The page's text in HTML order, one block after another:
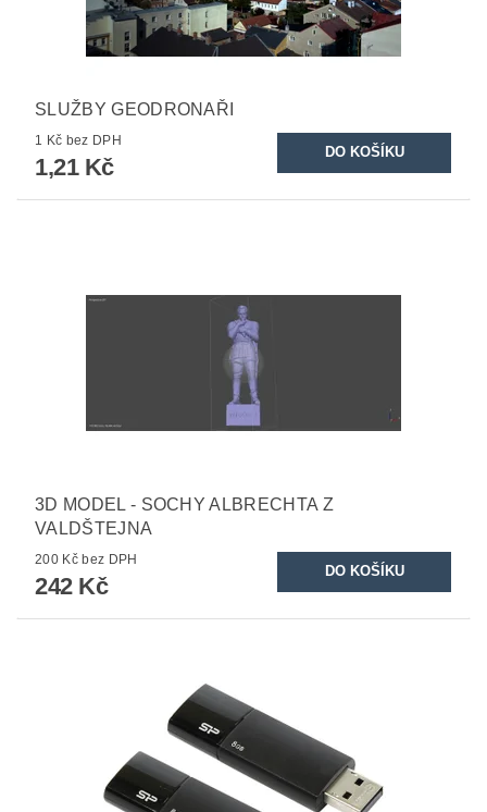
SLUŽBY GEODRONAŘI
1 Kč bez DPH
1,21 Kč
3D MODEL - SOCHY ALBRECHTA Z
VALDŠTEJNA
200 Kč bez DPH
242 Kč